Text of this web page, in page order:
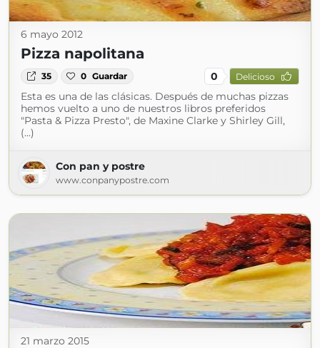
6 mayo 2012
Pizza napolitana
35 0 Guardar 0 Delicioso
Esta es una de las clásicas. Después de muchas pizzas
hemos vuelto a uno de nuestros libros preferidos
"Pasta & Pizza Presto", de Maxine Clarke y Shirley Gill,
(...)
Con pan y postre
www.conpanypostre.com
21 marzo 2015